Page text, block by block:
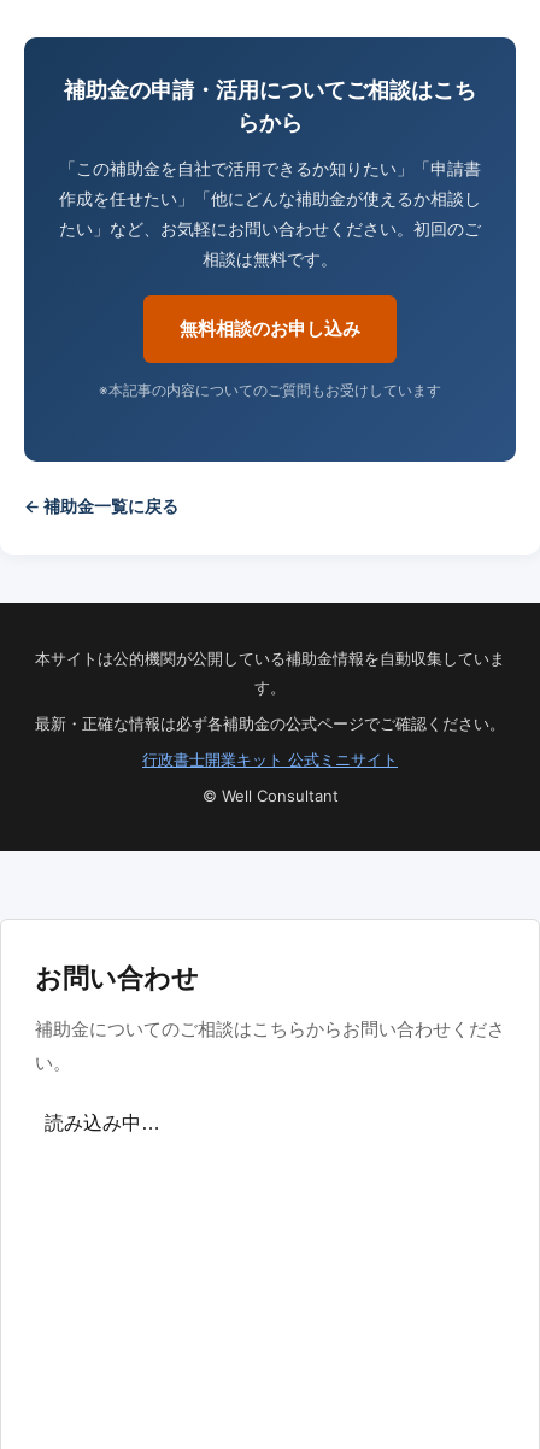
補助金の申請・活用についてご相談はこち
らから
「この補助金を自社で活用できるか知りたい」「申請書
作成を任せたい」「他にどんな補助金が使えるか相談し
たい」など、お気軽にお問い合わせください。初回のご
相談は無料です。
無料相談のお申し込み
※本記事の内容についてのご質問もお受けしています
← 補助金一覧に戻る
本サイトは公的機関が公開している補助金情報を自動収集していま
す。
最新・正確な情報は必ず各補助金の公式ページでご確認ください。
行政書士開業キット 公式ミニサイト
© Well Consultant
お問い合わせ
補助金についてのご相談はこちらからお問い合わせくださ
い。